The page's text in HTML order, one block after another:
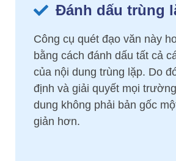
Đánh dấu trùng
Công cụ quét đạo văn này
bằng cách đánh dấu tất cả
của nội dung trùng lặp. Do
định và giải quyết mọi
dung không phải bản gốc
giản hơn.